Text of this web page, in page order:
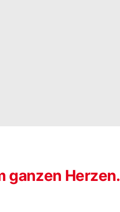
ganzen Herzen.